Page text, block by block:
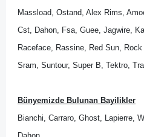
Massload, Ostand, Alex Rims,
Cst, Dahon, Fsa, Guee, Jagwire,
Raceface, Rassine, Red Sun,
Sram, Suntour, Super B, Tektro,
Bünyemizde Bulunan Bayilikler
Bianchi, Carraro, Ghost, Lapierre,